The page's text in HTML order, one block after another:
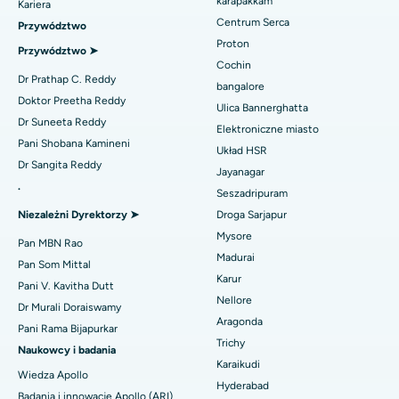
Znajdź urologa
Znajdź diabetologa
Znajdź ginekologa
Znajdź psychologa
Znajdź chirurga ogólnego
Najlepszy szpital w Karapakkam, Chennai
Najlepszy szpital w Arilova, Vizag
Najlepszy szpital przy Kanpur Road w Lucknow
Najlepszy szpital w sektorze 26, Noida
Najlepszy szpital w Gandhinagarze, Ahmedabad
Najlepszy szpital w Aragondzie, Andhra Pradesh
Najlepszy szpital przy Bannerghatta Road w Bangalore
Najlepszy szpital w oddziale 15 w Bhubaneswar
Najlepszy szpital przy Seepat Road w Bilaspur
Najlepszy szpital w Ellisbridge, Ahmedabad
Najlepszy szpital w Nowym Delhi
Wymiana przezcewnikowej zastawki aortalnej
Naprawa zastawki MitraClip
Minimalnie inwazyjna kardiochirurgia
Ablacja cewnika
Operacja rekonstrukcji ACL
Ablacja endometrium
Embolizacja tętnicy macicznej
Cystektomia jajnika
Operacja raka piersi
Kariera
Przywództwo
Przywództwo ➤
Dr Prathap C. Reddy
Doktor Preetha Reddy
Dr Suneeta Reddy
Pani Shobana Kamineni
Dr Sangita Reddy
.
Niezależni Dyrektorzy ➤
Pan MBN Rao
Pan Som Mittal
Pani V. Kavitha Dutt
Dr Murali Doraiswamy
Pani Rama Bijapurkar
Naukowcy i badania
Wiedza Apollo
Badania i innowacje Apollo (ARI)
Centrum Serca
Proton
Cochin
bangalore
Ulica Bannerghatta
Elektroniczne miasto
Układ HSR
Jayanagar
Seszadripuram
Droga Sarjapur
Mysore
Madurai
Karur
Nellore
Aragonda
Trichy
Karaikudi
Hyderabad